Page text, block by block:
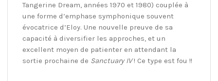
Tangerine Dream, années 1970 et 1980) couplée à
une forme d’emphase symphonique souvent
évocatrice d’Eloy. Une nouvelle preuve de sa
capacité à diversifier les approches, et un
excellent moyen de patienter en attendant la
sortie prochaine de Sanctuary IV! Ce type est fou !!